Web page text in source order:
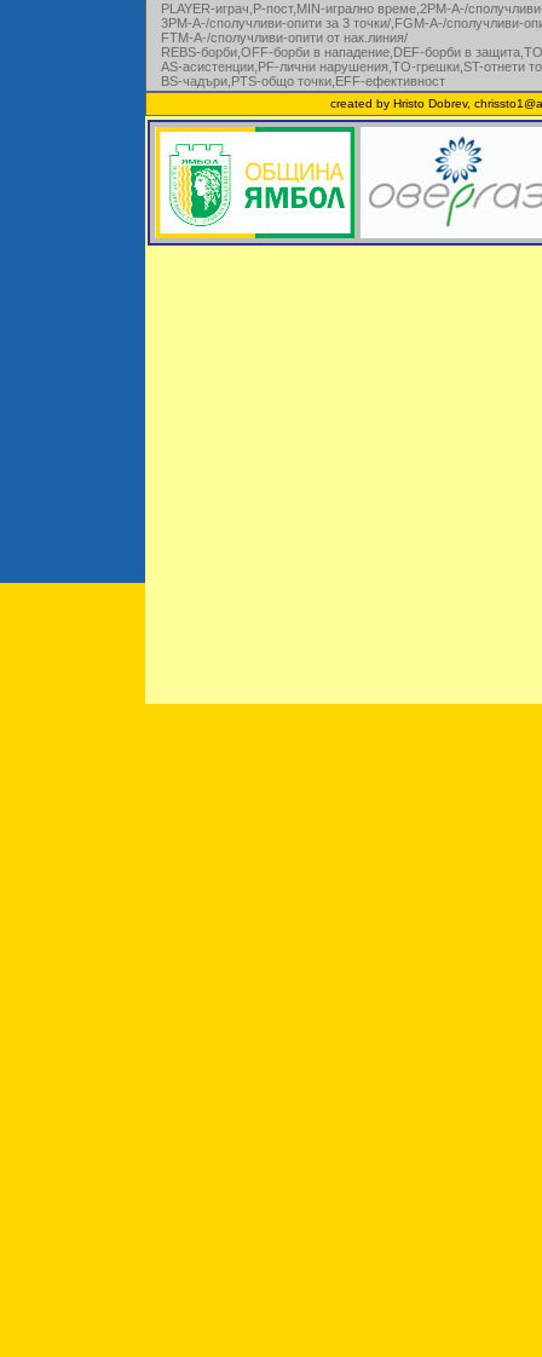
PLAYER-играч,P-пост,MIN-игрално време,2PM-A-/
3PM-A-/сполучливи-опити за 3 точки/,FGM-A-/сполучливи-
FTM-A-/сполучливи-опити от нак.линия/
REBS-борби,OFF-борби в нападение,DEF-борби в защита
AS-асистенции,PF-лични нарушения, TO-грешки, ST-отнети
BS-чадъри, PTS-общо точки ,EFF-ефективност
created by Hristo Dobrev,